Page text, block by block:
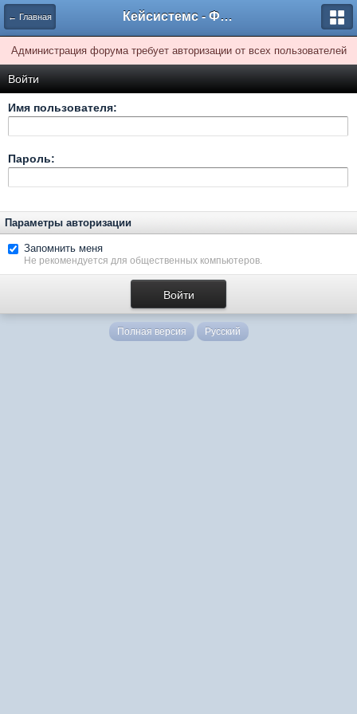
← Главная Кейсистемс - Форумы
Администрация форума требует авторизации от всех пользователей
Войти
Имя пользователя:
Пароль:
Параметры авторизации
Запомнить меня
Не рекомендуется для общественных компьютеров.
Полная версия Русский